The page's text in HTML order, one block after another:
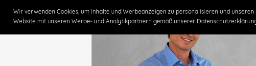
Wir verwenden Cookies, um Inhalte und Werbeanzeigen zu personalisieren und
Website mit unseren Werbe- und Analytikpartnern gemäß unserer